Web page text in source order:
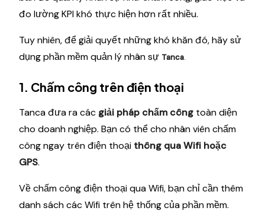
đo lường KPI khó thực hiện hơn rất nhiều.
Tuy nhiên, để giải quyết những khó khăn đó, hãy sử
dụng phần mềm quản lý nhân sự Tanca.
1. Chấm công trên điện thoại
Tanca đưa ra các giải pháp chấm công toàn diện
cho doanh nghiệp. Bạn có thể cho nhân viên chấm
công ngay trên điện thoại thông qua Wifi hoặc
GPS.
Về chấm công điện thoại qua Wifi, bạn chỉ cần thêm
danh sách các Wifi trên hệ thống của phần mềm.